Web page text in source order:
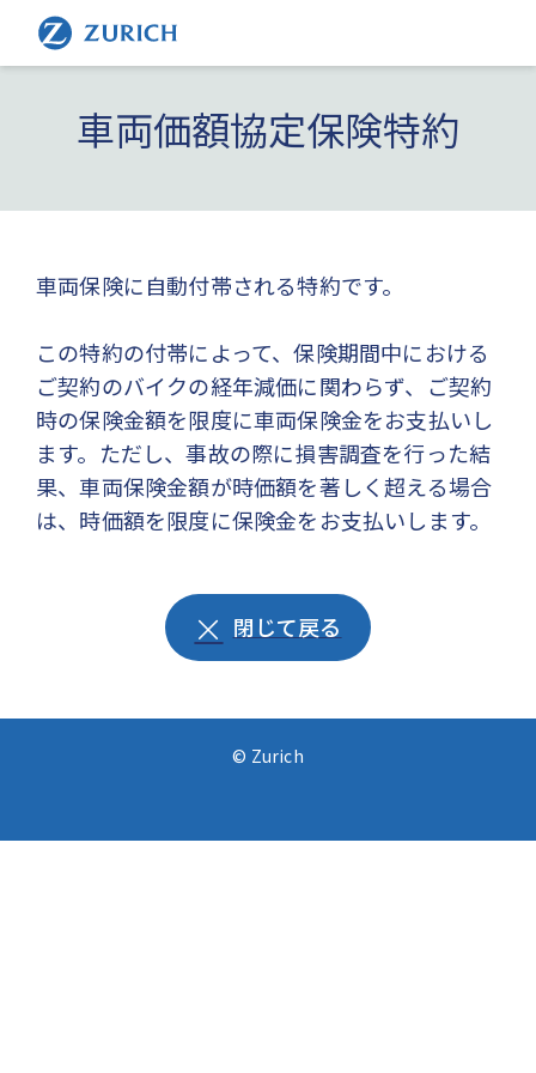
車両価額協定保険特約
車両保険に自動付帯される特約です。
この特約の付帯によって、保険期間中における
ご契約のバイクの経年減価に関わらず、ご契約
時の保険金額を限度に車両保険金をお支払いし
ます。ただし、事故の際に損害調査を行った結
果、車両保険金額が時価額を著しく超える場合
は、時価額を限度に保険金をお支払いします。
閉じて戻る
© Zurich